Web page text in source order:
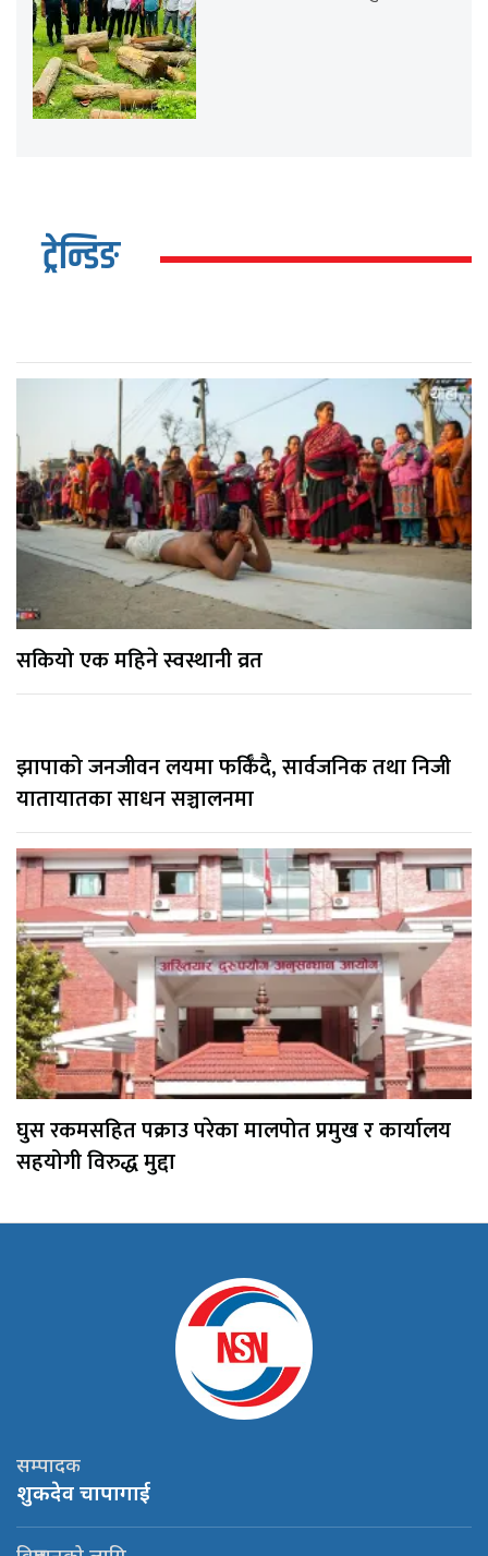
ट्रेन्डिङ
सकियो एक महिने स्वस्थानी व्रत
झापाको जनजीवन लयमा फर्किँदै, सार्वजनिक तथा निजी
यातायातका साधन सञ्चालनमा
घुस रकमसहित पक्राउ परेका मालपोत प्रमुख र कार्यालय
सहयोगी विरुद्ध मुद्दा
सम्पादक
शुकदेव चापागाई